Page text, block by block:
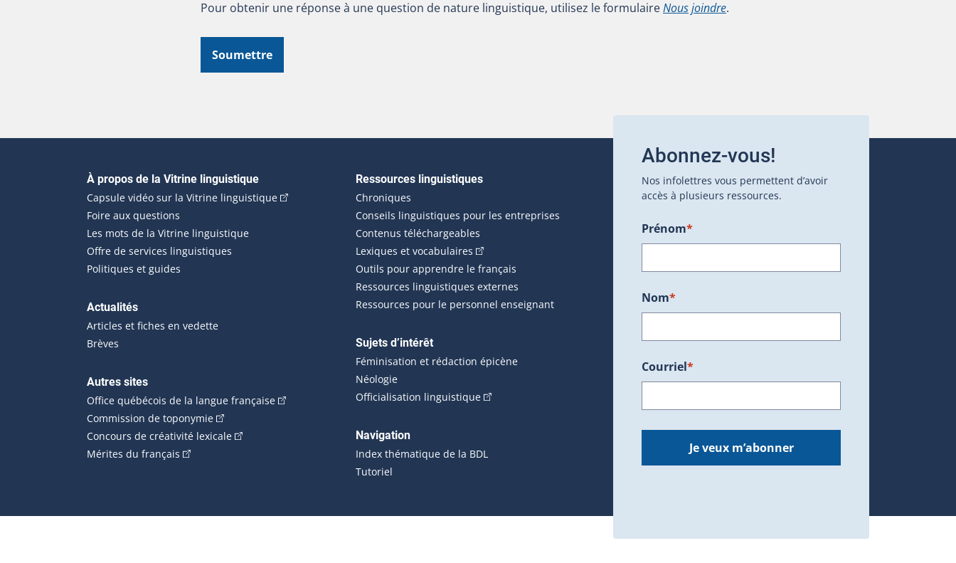
Pour obtenir une réponse à une question de nature linguistique, utilisez le formulaireNous joindre.
Soumettre
Navigation principale
À propos de la Vitrine linguistique
Capsule vidéo sur la Vitrine linguistique(Cet hyperlien externe s'ouvrira dans une nouvelle fenêtre.)
Foire aux questions
Les mots de la Vitrine linguistique
Offre de services linguistiques
Politiques et guides
Actualités
Articles et fiches en vedette
Brèves
Autres sites
Office québécois de la langue française(Cet hyperlien externe s'ouvrira dans une nouvelle fenêtre.)
Commission de toponymie(Cet hyperlien externe s'ouvrira dans une nouvelle fenêtre.)
Concours de créativité lexicale(Cet hyperlien externe s'ouvrira dans une nouvelle fenêtre.)
Mérites du français (Cet hyperlien externe s'ouvrira dans une nouvelle fenêtre.)
Ressources linguistiques
Chroniques
Conseils linguistiques pour les entreprises
Contenus téléchargeables
Lexiques et vocabulaires (Cet hyperlien externe s'ouvrira dans une nouvelle fenêtre.)
Outils pour apprendre le français
Ressources linguistiques externes
Ressources pour le personnel enseignant
Sujets d’intérêt
Féminisation et rédaction épicène
Néologie
Officialisation linguistique(Cet hyperlien externe s'ouvrira dans une nouvelle fenêtre.)
Navigation
Index thématique de la BDL
Tutoriel
Abonnez-vous!
Nos infolettres vous permettent d’avoir
accès à plusieurs ressources.
Prénom*
Nom*
Courriel*
Je veux m’abonner